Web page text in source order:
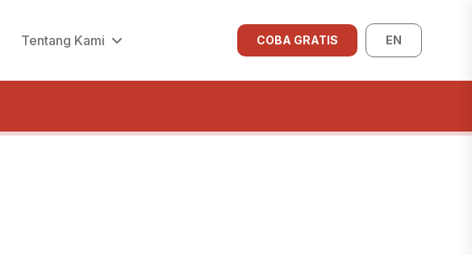
Tentang Kami COBA GRATIS EN